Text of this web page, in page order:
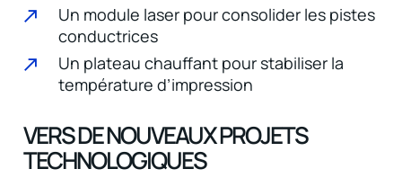
Un module laser pour consolider les pistes
conductrices
Un plateau chauffant pour stabiliser la
température d’impression
VERS DE NOUVEAUX PROJETS
TECHNOLOGIQUES